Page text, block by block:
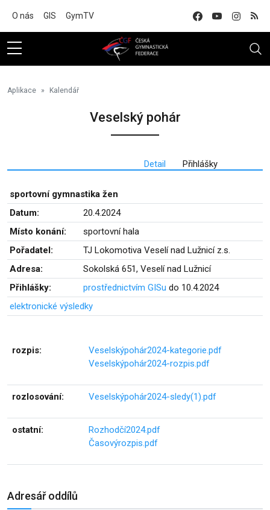
O nás GIS GymTV
Aplikace Kalendář
Veselský pohár
Detail Přihlášky
sportovní gymnastika žen
Datum:
20.4.2024
Místo konání:
sportovní hala
Pořadatel:
TJ Lokomotiva Veselí nad Lužnicí z.s.
Adresa:
Sokolská 651, Veselí nad Lužnicí
Přihlášky:
prostřednictvím GISu do 10.4.2024
elektronické výsledky
rozpis:
Veselskýpohár2024-kategorie.pdf
Veselskýpohár2024-rozpis.pdf
rozlosování: Veselskýpohár2024-sledy(1).pdf
ostatní:
Rozhodčí2024.pdf
Časovýrozpis.pdf
Adresář oddílů